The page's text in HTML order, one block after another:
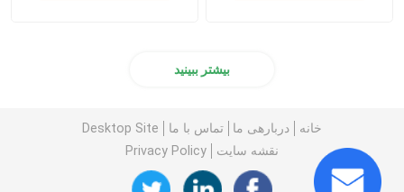
بیشتر ببینید
خانه دربارهی ما تماس با ما
Desktop Site
نقشه سایت
Privacy Policy